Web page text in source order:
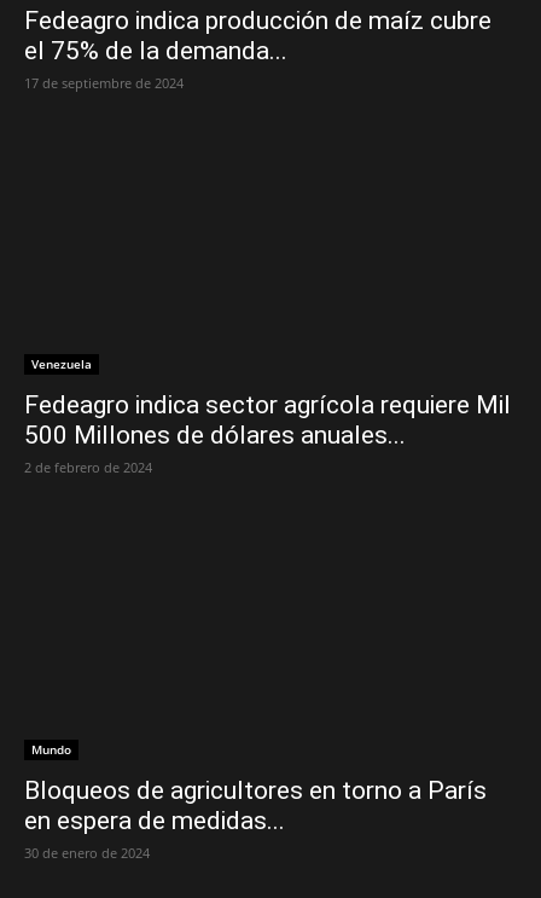
Fedeagro indica producción de maíz cubre
el 75% de la demanda...
17 de septiembre de 2024
Venezuela
Fedeagro indica sector agrícola requiere Mil
500 Millones de dólares anuales...
2 de febrero de 2024
Mundo
Bloqueos de agricultores en torno a París
en espera de medidas...
30 de enero de 2024